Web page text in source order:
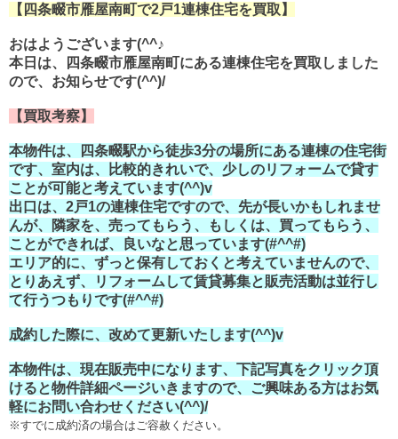
【四条畷市雁屋南町で2戸1連棟住宅を買取】
おはようございます(^^♪
本日は、四条畷市雁屋南町にある連棟住宅を買取しました
ので、お知らせです(^^)/
【買取考察】
本物件は、四条畷駅から徒歩3分の場所にある連棟の住宅街
です、室内は、比較的きれいで、少しのリフォームで貸す
ことが可能と考えています(^^)v
出口は、2戸1の連棟住宅ですので、先が長いかもしれませ
んが、隣家を、売ってもらう、もしくは、買ってもらう、
ことができれば、良いなと思っています(#^^#)
エリア的に、ずっと保有しておくと考えていませんので、
とりあえず、リフォームして賃貸募集と販売活動は並行し
て行うつもりです(#^^#)
成約した際に、改めて更新いたします(^^)v
本物件は、現在販売中になります、下記写真をクリック頂
けると物件詳細ページいきますので、ご興味ある方はお気
軽にお問い合わせください(^^)/
※すでに成約済の場合はご容赦ください。